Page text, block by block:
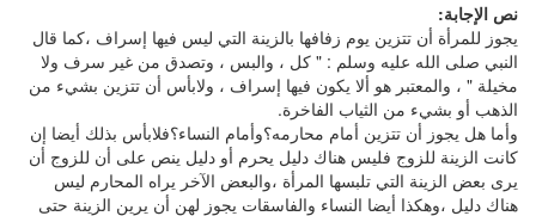
نص الإجابة:
يجوز للمرأة أن تتزين يوم زفافها بالزينة التي ليس فيها إسراف ،كما قال
النبي صلى الله عليه وسلم : " كل ، والبس ، وتصدق من غير سرف ولا
مخيلة " ، والمعتبر هو ألا يكون فيها إسراف ، ولابأس أن تتزين بشيء من
الذهب أو بشيء من الثياب الفاخرة.
وأما هل يجوز أن تتزين أمام محارمه؟وأمام النساء؟فلابأس بذلك أيضا إن
كانت الزينة للزوج فليس هناك دليل يحرم أو دليل ينص على أن للزوج أن
يرى بعض الزينة التي تلبسها المرأة ،والبعض الآخر يراه المحارم ليس
هناك دليل ،وهكذا أيضا النساء والفاسقات يجوز لهن أن يرين الزينة حتى